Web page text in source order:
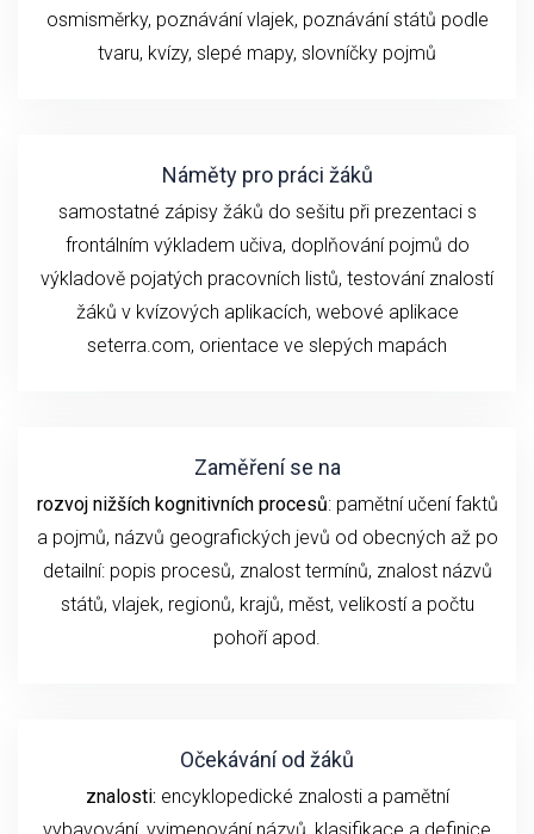
osmisměrky, poznávání vlajek, poznávání států podle
tvaru, kvízy, slepé mapy, slovníčky pojmů
Náměty pro práci žáků
samostatné zápisy žáků do sešitu při prezentaci s
frontálním výkladem učiva, doplňování pojmů do
výkladově pojatých pracovních listů, testování znalostí
žáků v kvízových aplikacích, webové aplikace
seterra.com, orientace ve slepých mapách
Zaměření se na
rozvoj nižších kognitivních procesů: pamětní učení faktů
a pojmů, názvů geografických jevů od obecných až po
detailní: popis procesů, znalost termínů, znalost názvů
států, vlajek, regionů, krajů, měst, velikostí a počtu
pohoří apod.
Očekávání od žáků
znalosti: encyklopedické znalosti a pamětní